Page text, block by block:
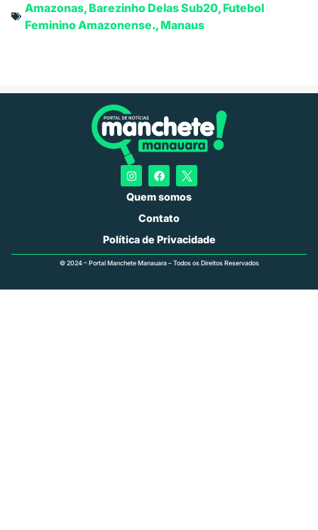
Amazonas,Barezinho Delas Sub20,Futebol
Feminino Amazonense.,Manaus
Quem somos
Contato
Política de Privacidade
© 2024 – Portal Manchete Manauara – Todos os Direitos Reservados